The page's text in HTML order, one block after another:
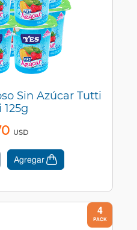
Sin Azúcar Tutti
125g
USD
Agregar
4
PACK